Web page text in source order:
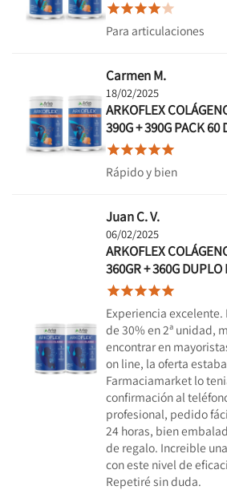

Para articulaciones
Carmen M.
18/02/2025
ARKOFLEX
390G + 390G PACK 60

Rápido y bien
Juan C. V.
06/02/2025
ARKOFLEX
360GR + 360G

Experiencia
de 30% en 2ª unidad,
encontrar en
on line, la oferta
Farmaciamarket lo
confirmación al
profesional, pedido
24 horas, bien
de regalo. Increible
con este nivel de
Repetiré sin duda.